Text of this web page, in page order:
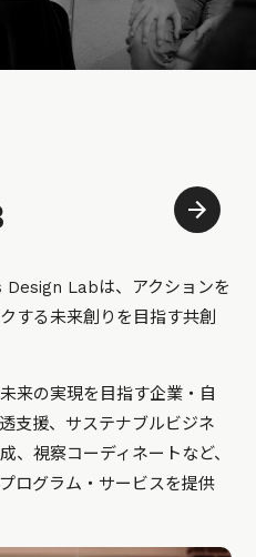
Design Labは、アクションを
する未来創りを目指す共創
来の実現を目指す企業・自
支援、サステナブルビジネ
、視察コーディネートなど、
ログラム・サービスを提供